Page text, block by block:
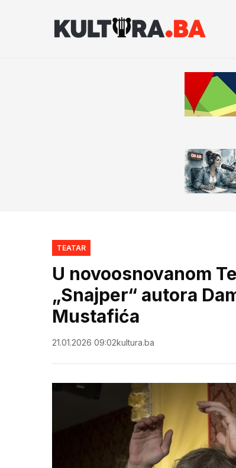
TEATAR
U novoosnovanom
„Snajper“ autora
Mustafića
21.01.2026 09:02kultura.ba